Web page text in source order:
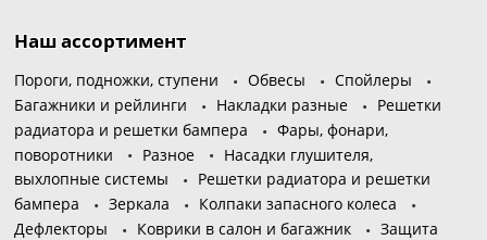
Наш ассортимент
Пороги, подножки, ступени Обвесы
Спойлеры
Багажники и рейлинги
Накладки разные
Решетки
радиатора и решетки бампера
Фары, фонари,
поворотники
Разное
Насадки глушителя,
выхлопные системы
Решетки радиатора и решетки
бампера
Зеркала
Колпаки запасного колеса
Дефлекторы
Коврики в салон и багажник
Защита